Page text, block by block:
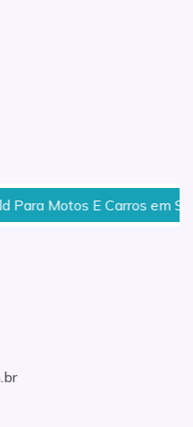
Motos E Carros em São